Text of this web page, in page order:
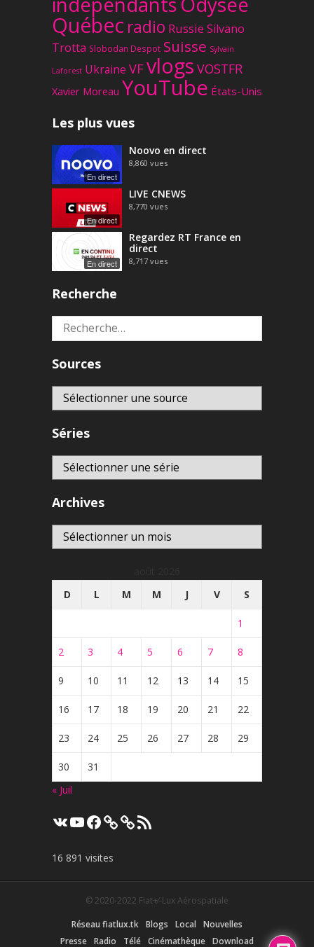
Québec radio Russie Silvano
Trotta Slobodan Despot Suisse Sylvain
Laforest Ukraine VFvlogs VOSTFR
Xavier Moreau YouTube États-Unis
Les plus vues
En direct
Noovo en direct
8,860 vues
En direct
LIVE CNEWS
8,770 vues
En direct
Regardez RT France en
direct
8,717 vues
Recherche
Rechercher :
Sources
Séries
Archives
Archives
D
L M M J V S
1
2 3 4 5 6 7 8
9 10 11 12 13 14 15
16 17 18 19 20 21 22
23 24 25 26 27 28 29
30
31
« Juil
VK YouTube
Facebook Flux
RSS
16 891 visites
© 2020-2022 Fiat+⁄-Lux Aérospatiale
Réseau fiatlux.tk Blogs Local
Nouvelles
Presse Radio Télé Cinémathèque Download